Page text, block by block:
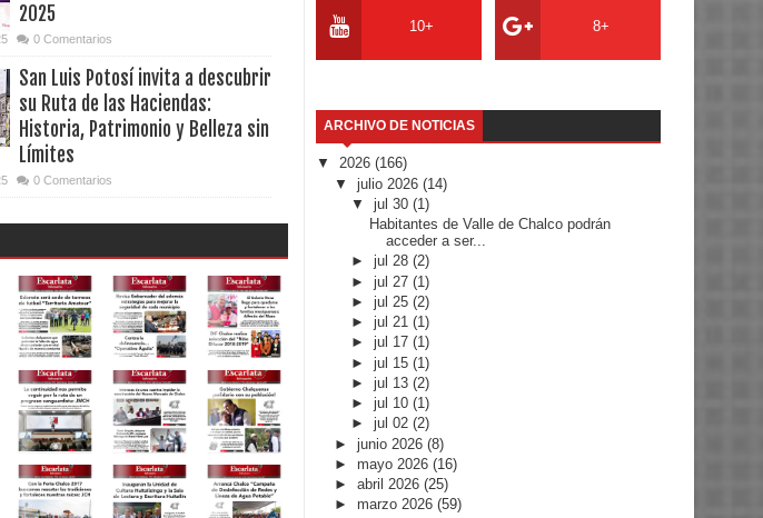
2025
0 Comentarios
San Luis Potosí invita a descubrir
su Ruta de las Haciendas:
Historia, Patrimonio y Belleza sin
Límites
0 Comentarios
10+ 8+
ARCHIVO DE NOTICIAS
▼ 2026 (166)
▼ julio 2026 (14)
▼jul 30(1)
Habitantes de Valle de Chalco podrán
acceder a ser...
►jul 28(2)
►jul 27(1)
►jul 25(2)
►jul 21(1)
►jul 17(1)
►jul 15(1)
►jul 13(2)
►jul 10(1)
►jul 02(2)
► junio 2026 (8)
► mayo 2026 (16)
► abril 2026 (25)
► marzo 2026 (59)